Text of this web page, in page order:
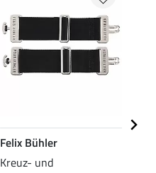
Felix Bühler
Kreuz- und